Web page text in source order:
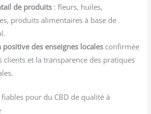
de produits : fleurs, huiles,
produits alimentaires à base de
positive des enseignes locales confirmée
clients et la transparence des pratiques
fiables pour du CBD de qualité à